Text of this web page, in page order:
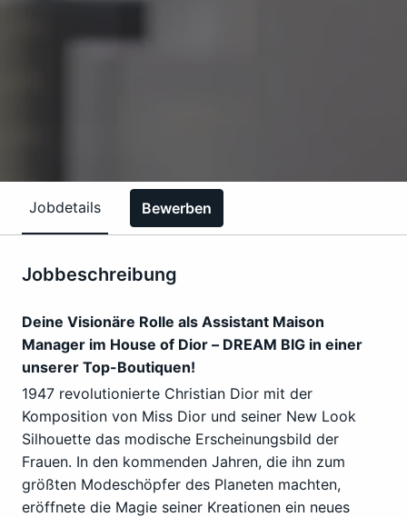
Jobdetails Bewerben
Jobbeschreibung
Deine Visionäre Rolle als Assistant Maison
Manager im House of Dior – DREAM BIG in einer
unserer Top-Boutiquen!
1947 revolutionierte Christian Dior mit der
Komposition von Miss Dior und seiner New Look
Silhouette das modische Erscheinungsbild der
Frauen. In den kommenden Jahren, die ihn zum
größten Modeschöpfer des Planeten machten,
eröffnete die Magie seiner Kreationen ein neues